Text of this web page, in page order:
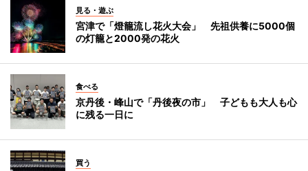
見る・遊ぶ
宮津で「燈籠流し花火大会」 先祖供養に5000個
の灯籠と2000発の花火
食べる
京丹後・峰山で「丹後夜の市」 子どもも大人も心
に残る一日に
買う